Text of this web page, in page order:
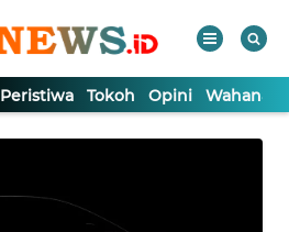
Peristiwa Tokoh Opini Wahana